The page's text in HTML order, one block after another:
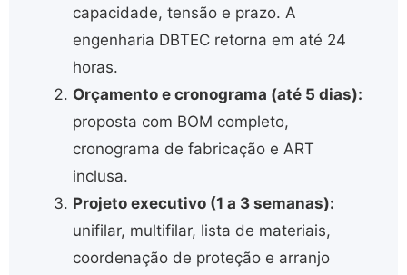
capacidade, tensão e prazo. A
engenharia DBTEC retorna em até 24
horas.
Orçamento e cronograma (até 5 dias):
proposta com BOM completo,
cronograma de fabricação e ART
inclusa.
Projeto executivo (1 a 3 semanas):
unifilar, multifilar, lista de materiais,
coordenação de proteção e arranjo